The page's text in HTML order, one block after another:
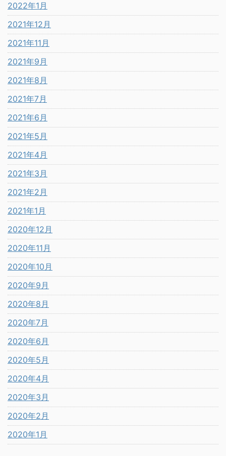
2022年1月
2021年12月
2021年11月
2021年9月
2021年8月
2021年7月
2021年6月
2021年5月
2021年4月
2021年3月
2021年2月
2021年1月
2020年12月
2020年11月
2020年10月
2020年9月
2020年8月
2020年7月
2020年6月
2020年5月
2020年4月
2020年3月
2020年2月
2020年1月